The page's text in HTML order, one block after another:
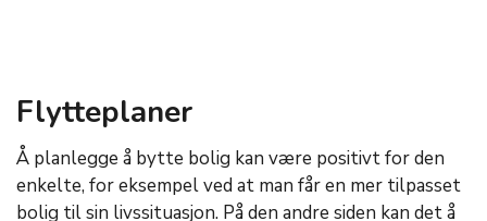
Flytteplaner
Å planlegge å bytte bolig kan være positivt for den
enkelte, for eksempel ved at man får en mer tilpasset
bolig til sin livssituasjon. På den andre siden kan det å